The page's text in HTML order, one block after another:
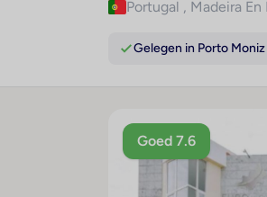
Portugal , Madeira
Gelegen in Porto Moniz
Goed 7.6